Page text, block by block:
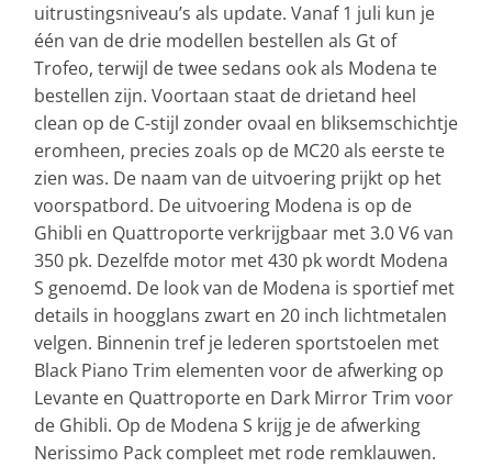
uitrustingsniveau’s als update. Vanaf 1 juli kun je
één van de drie modellen bestellen als Gt of
Trofeo, terwijl de twee sedans ook als Modena te
bestellen zijn. Voortaan staat de drietand heel
clean op de C-stijl zonder ovaal en bliksemschichtje
eromheen, precies zoals op de MC20 als eerste te
zien was. De naam van de uitvoering prijkt op het
voorspatbord. De uitvoering Modena is op de
Ghibli en Quattroporte verkrijgbaar met 3.0 V6 van
350 pk. Dezelfde motor met 430 pk wordt Modena
S genoemd. De look van de Modena is sportief met
details in hoogglans zwart en 20 inch lichtmetalen
velgen. Binnenin tref je lederen sportstoelen met
Black Piano Trim elementen voor de afwerking op
Levante en Quattroporte en Dark Mirror Trim voor
de Ghibli. Op de Modena S krijg je de afwerking
Nerissimo Pack compleet met rode remklauwen.